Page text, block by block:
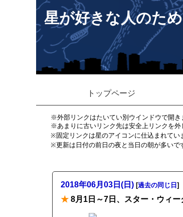
星が好きな人のた
トップページ
※外部リンクはたいてい別ウインドウで開き
※あまりに古いリンク先は安全上リンクを外
※固定リンクは星のアイコンに仕込まれてい
※更新は日付の前日の夜と当日の朝が多いで
2018年06月03日(日) [過去の同じ日 ]
★ 8月1日～7日、スター・ウィー